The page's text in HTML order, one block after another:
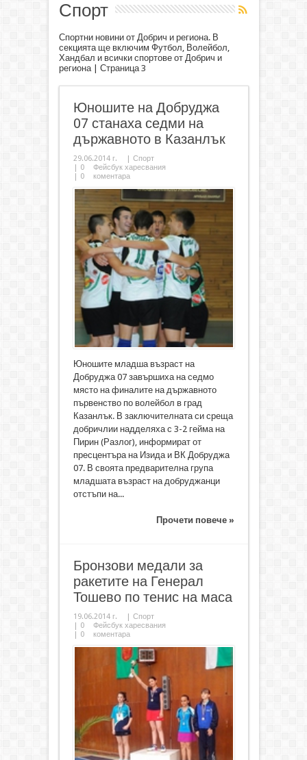
Спорт
Спортни новини от Добрич и региона. В
секцията ще включим Футбол, Волейбол,
Хандбал и всички спортове от Добрич и
региона | Страница 3
Юношите на Добруджа
07 станаха седми на
държавното в Казанлък
29.06.2014 г. | Спорт
| 0
Фейсбук харесвания
| 0 коментара
Юношите младша възраст на
Добруджа 07 завършиха на седмо
място на финалите на държавното
първенство по волейбол в град
Казанлък. В заключителната си среща
добричлии надделяха с 3-2 гейма на
Пирин (Разлог), информират от
пресцентъра на Изида и ВК Добруджа
07. В своята предварителна група
младшата възраст на добруджанци
отстъпи на...
Прочети повече »
Бронзови медали за
ракетите на Генерал
Тошево по тенис на маса
19.06.2014 г. | Спорт
| 0
Фейсбук харесвания
| 0 коментара